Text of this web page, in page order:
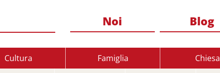
Noi Blog
Cultura Famiglia Chiesa